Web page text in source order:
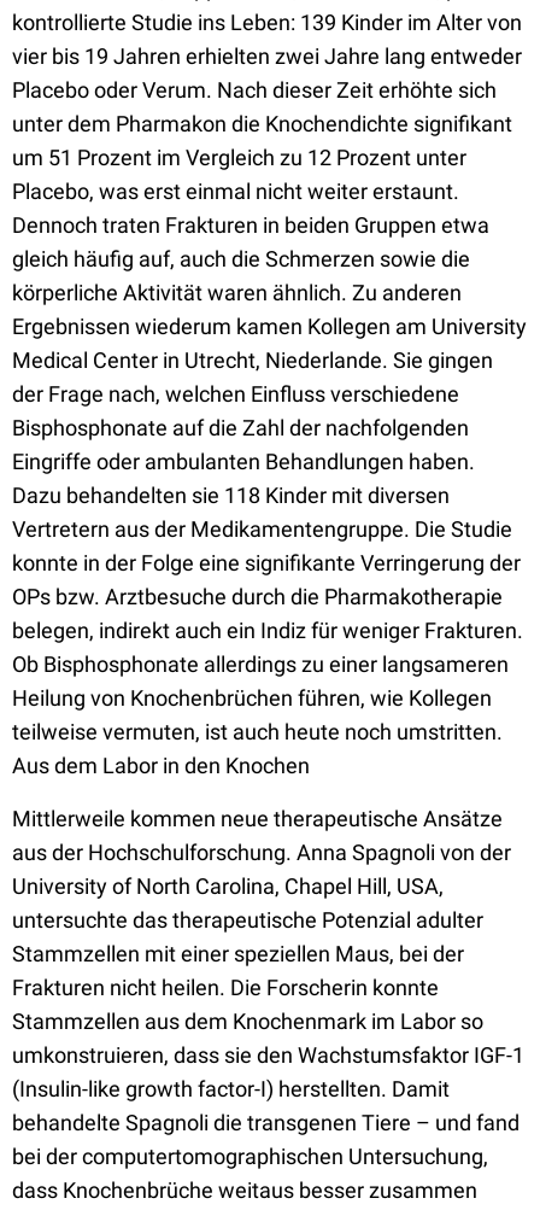
kontrollierte Studie ins Leben: 139 Kinder im Alter von
vier bis 19 Jahren erhielten zwei Jahre lang entweder
Placebo oder Verum. Nach dieser Zeit erhöhte sich
unter dem Pharmakon die Knochendichte signifikant
um 51 Prozent im Vergleich zu 12 Prozent unter
Placebo, was erst einmal nicht weiter erstaunt.
Dennoch traten Frakturen in beiden Gruppen etwa
gleich häufig auf, auch die Schmerzen sowie die
körperliche Aktivität waren ähnlich. Zu anderen
Ergebnissen wiederum kamen Kollegen am University
Medical Center in Utrecht, Niederlande. Sie gingen
der Frage nach, welchen Einfluss verschiedene
Bisphosphonate auf die Zahl der nachfolgenden
Eingriffe oder ambulanten Behandlungen haben.
Dazu behandelten sie 118 Kinder mit diversen
Vertretern aus der Medikamentengruppe. Die Studie
konnte in der Folge eine signifikante Verringerung der
OPs bzw. Arztbesuche durch die Pharmakotherapie
belegen, indirekt auch ein Indiz für weniger Frakturen.
Ob Bisphosphonate allerdings zu einer langsameren
Heilung von Knochenbrüchen führen, wie Kollegen
teilweise vermuten, ist auch heute noch umstritten.
Aus dem Labor in den Knochen
Mittlerweile kommen neue therapeutische Ansätze
aus der Hochschulforschung. Anna Spagnoli von der
University of North Carolina, Chapel Hill, USA,
untersuchte das therapeutische Potenzial adulter
Stammzellen mit einer speziellen Maus, bei der
Frakturen nicht heilen. Die Forscherin konnte
Stammzellen aus dem Knochenmark im Labor so
umkonstruieren, dass sie den Wachstumsfaktor IGF-1
(Insulin-like growth factor-I) herstellten. Damit
behandelte Spagnoli die transgenen Tiere – und fand
bei der computertomographischen Untersuchung,
dass Knochenbrüche weitaus besser zusammen